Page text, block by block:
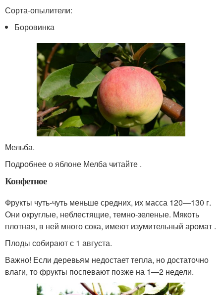
Сорта-опылители:
Боровинка
Мельба.
Подробнее о яблоне Мелба читайте .
Конфетное
Фрукты чуть-чуть меньше средних, их масса 120—130 г.
Они округлые, неблестящие, темно-зеленые. Мякоть
плотная, в ней много сока, имеют изумительный аромат .
Плоды собирают с 1 августа.
Важно! Если деревьям недостает тепла, но достаточно
влаги, то фрукты поспевают позже на 1—2 недели.